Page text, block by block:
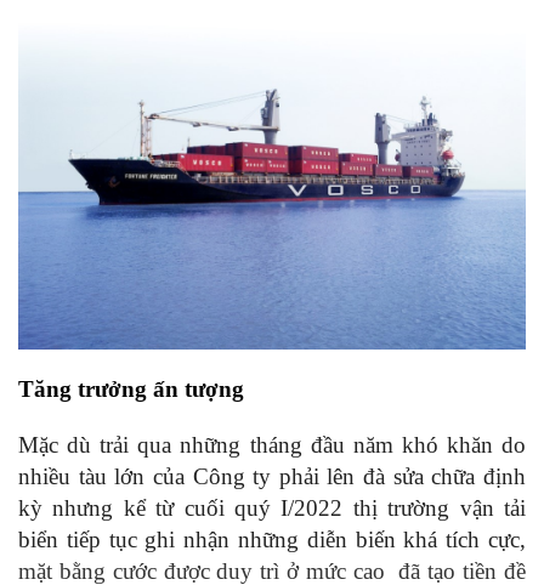
Tăng trưởng ấn tượng
Mặc dù trải qua những tháng đầu năm khó khăn do
nhiều tàu lớn của Công ty phải lên đà sửa chữa định
kỳ nhưng kể từ cuối quý I/2022 thị trường vận tải
biển tiếp tục ghi nhận những diễn biến khá tích cực,
mặt bằng cước được duy trì ở mức cao đã tạo tiền đề